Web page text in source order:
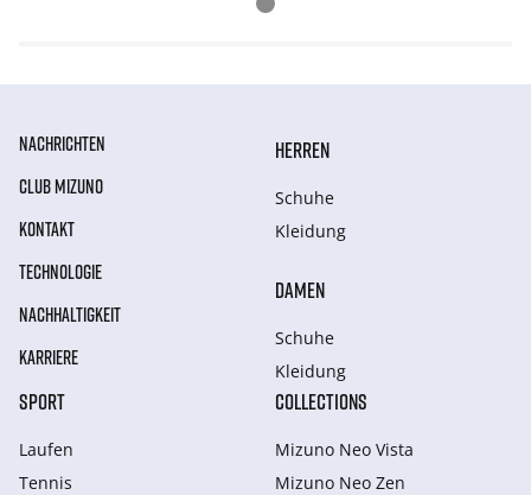
NACHRICHTEN
CLUB MIZUNO
KONTAKT
TECHNOLOGIE
NACHHALTIGKEIT
KARRIERE
HERREN
Schuhe
Kleidung
DAMEN
Schuhe
Kleidung
SPORT
Laufen
Tennis
COLLECTIONS
Mizuno Neo Vista
Mizuno Neo Zen